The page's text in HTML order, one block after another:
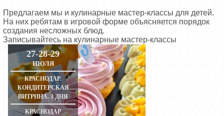
Предлагаем мы и кулинарные мастер-классы для детей.
На них ребятам в игровой форме объясняется порядок
создания несложных блюд.
Записывайтесь на кулинарные мастер-классы
27-28-29
ИЮЛЯ
КРАСНОДАР.
КОНДИТЕРСКАЯ
ВИТРИНА. 3 ДНЯ
КРАСНОДАР